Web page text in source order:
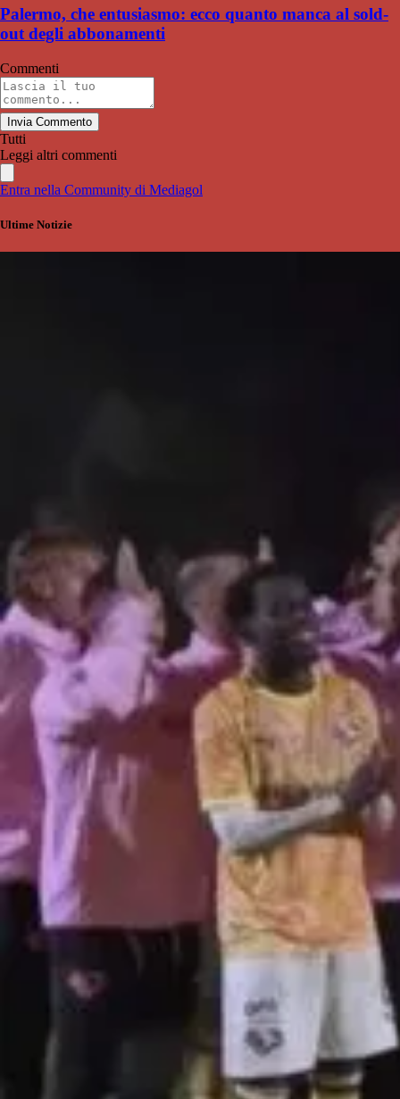
Palermo, che entusiasmo: ecco quanto manca al sold-
out degli abbonamenti
Commenti
Invia Commento
Tutti
Leggi altri commenti
Entra nella Community di Mediagol
Ultime Notizie